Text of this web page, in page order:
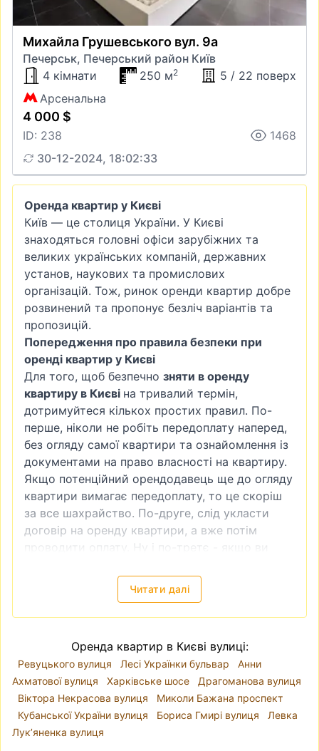
Михайла Грушевського вул. 9а
Печерськ, Печерський район Київ
4 кімнати
250 м2
5 / 22 поверх
Арсенальна
4 000 $
ID: 238
1468
30-12-2024, 18:02:33
Оренда квартир у Києві
Київ — це столиця України. У Києві
знаходяться головні офіси зарубіжних та
великих українських компаній, державних
установ, наукових та промислових
організацій. Тож, ринок оренди квартир добре
розвинений та пропонує безліч варіантів та
пропозицій.
Попередження про правила безпеки при
оренді квартир у Києві
Для того, щоб безпечно зняти в оренду
квартиру в Києві на тривалий термін,
дотримуйтеся кількох простих правил. По-
перше, ніколи не робіть передоплату наперед,
без огляду самої квартири та ознайомлення із
документами на право власності на квартиру.
Якщо потенційний орендодавець ще до огляду
квартири вимагає передоплату, то це скоріш
за все шахрайство. По-друге, слід укласти
договір на оренду квартири, а вже потім
проводити оплату. Ну і по-третє - якщо ви
то це теж зазвичай ознака шахрайства.
Зняти квартиру в Києві—локація, ціни
Київ поділений на десять районів. Річка Дніпро
Оболонський, Печерський, Подільський,
Святошинський, Солом'янський і
Шевченківський знаходяться на правому
березі, а Дарницький, Деснянський і
Дніпровський - на лівому. Проте, коли йде
мова про вибір локації для оренди квартири,
Читати далі
Оренда квартир в Києві вулиці:
Ревуцького вулиця Лесі Українки бульвар
Анни
Ахматової вулиця
Харківське шосе
Драгоманова вулиця
Віктора Некрасова вулиця
Миколи Бажана проспект
Кубанської України вулиця
Бориса Гмирі вулиця
Левка
Лукʼяненка вулиця